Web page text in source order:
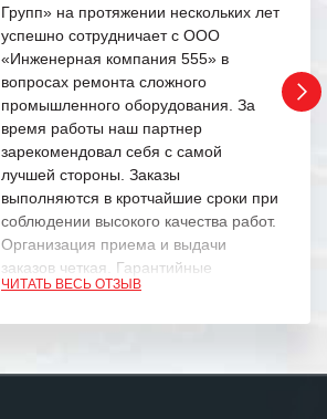
Групп» на протяжении нескольких лет
успешно сотрудничает с ООО
«Инженерная компания 555» в
вопросах ремонта сложного
промышленного оборудования. За
время работы наш партнер
зарекомендовал себя с самой
лучшей стороны. Заказы
выполняются в кротчайшие сроки при
соблюдении высокого качества работ.
Организация приема и выдачи
заказов четкая. Гарантийные
обязательства выполняются в
ЧИТАТЬ ВЕСЬ ОТЗЫВ